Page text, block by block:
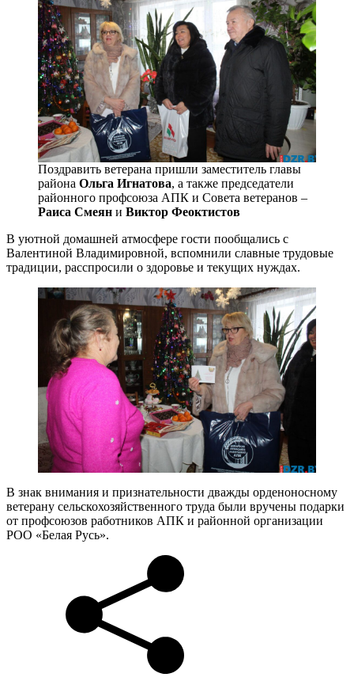
Поздравить ветерана пришли заместитель главы
района Ольга Игнатова, а также председатели
районного профсоюза АПК и Совета ветеранов –
Раиса Смеян и Виктор Феоктистов
В уютной домашней атмосфере гости пообщались с
Валентиной Владимировной, вспомнили славные трудовые
традиции, расспросили о здоровье и текущих нуждах.
В знак внимания и признательности дважды орденоносному
ветерану сельскохозяйственного труда были вручены подарки
от профсоюзов работников АПК и районной организации
РОО «Белая Русь».